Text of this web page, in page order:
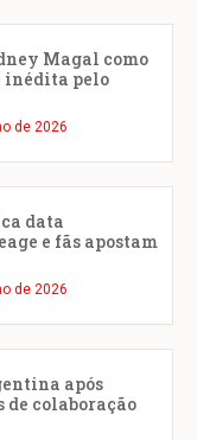
Magal como
inédita pelo
de 2026
data
e fãs apostam
de 2026
após
de colaboração